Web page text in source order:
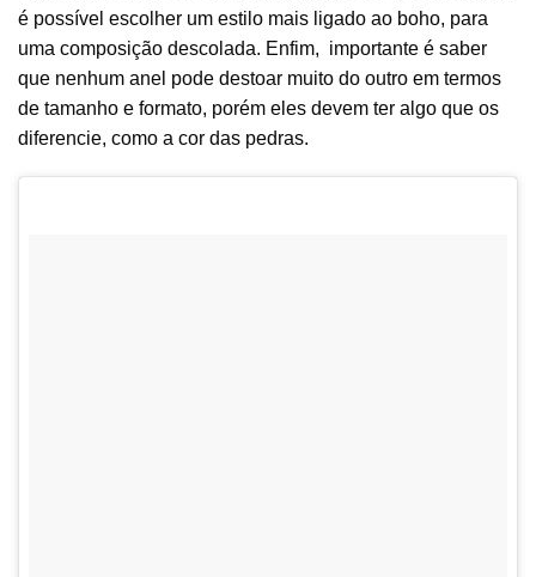
é possível escolher um estilo mais ligado ao boho, para
uma composição descolada. Enfim, importante é saber
que nenhum anel pode destoar muito do outro em termos
de tamanho e formato, porém eles devem ter algo que os
diferencie, como a cor das pedras.